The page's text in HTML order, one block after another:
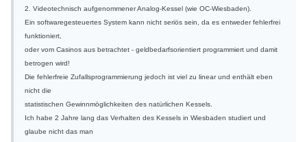
2. Videotechnisch aufgenommener Analog-Kessel (wie OC-Wiesbaden).
Ein softwaregesteuertes System kann nicht seriös sein, da es entweder fehlerfrei
funktioniert,
oder vom Casinos aus betrachtet - geldbedarfsorientiert programmiert und damit
betrogen wird!
Die fehlerfreie Zufallsprogrammierung jedoch ist viel zu linear und enthält eben
nicht die
statistischen Gewinnmöglichkeiten des natürlichen Kessels.
Ich habe 2 Jahre lang das Verhalten des Kessels in Wiesbaden studiert und
glaube nicht das man